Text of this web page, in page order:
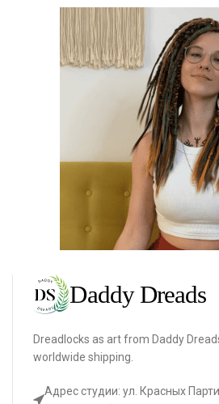
Dreadlocks as art from Daddy
worldwide shipping.
Адрес студии: ул. Красных